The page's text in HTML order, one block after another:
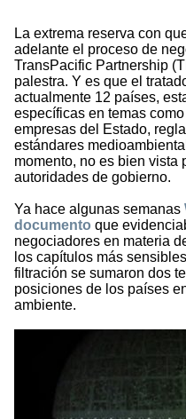
La extrema reserva con
adelante el proceso de
TransPacific Partnership
palestra. Y es que el
actualmente 12 países,
específicas en temas
empresas del Estado,
estándares
momento, no es bien vista
autoridades de gobierno.
Ya hace algunas semanas
documento que
negociadores en materia
los capítulos más
filtración se sumaron dos
posiciones de los países
ambiente.